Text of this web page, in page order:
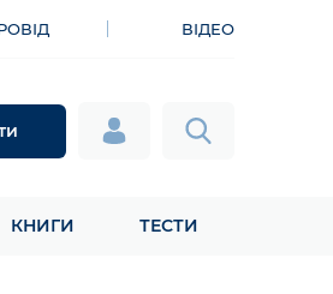
ВІДЕО
КНИГИ ТЕСТИ